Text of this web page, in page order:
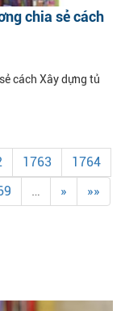
chia sẻ cách
cách Xây dựng tủ
1763
1764
… » »»